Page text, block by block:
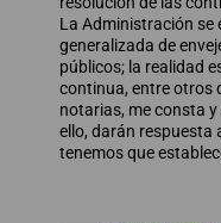
La Administración se
generalizada de
públicos; la realidad
continua, entre otros
notarias, me consta
ello, darán respuesta
tenemos que